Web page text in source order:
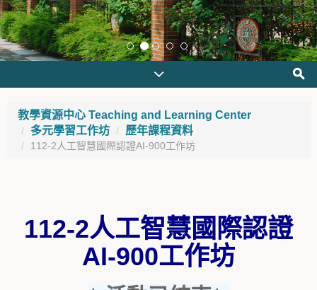
教學資源中心 Teaching and Learning Center
多元學習工作坊
歷年課程資料
112-2人工智慧國際認證AI-900工作坊
112-2人工智慧國際認證
AI-900工作坊